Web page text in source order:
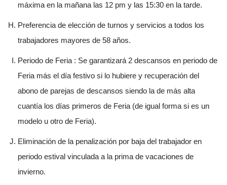
máxima en la mañana las 12 pm y las 15:30 en la tarde.
Preferencia de elección de turnos y servicios a todos los
trabajadores mayores de 58 años.
Periodo de Feria : Se garantizará 2 descansos en periodo de
Feria más el día festivo si lo hubiere y recuperación del
abono de parejas de descansos siendo la de más alta
cuantía los días primeros de Feria (de igual forma si es un
modelo u otro de Feria).
Eliminación de la penalización por baja del trabajador en
periodo estival vinculada a la prima de vacaciones de
invierno.